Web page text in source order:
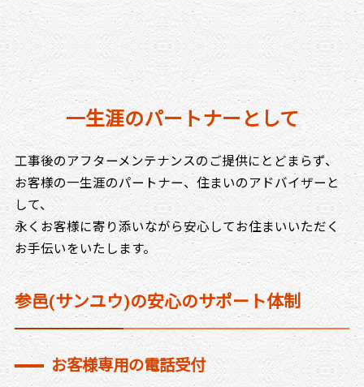
一生涯のパートナーとして
工事後のアフターメンテナンスのご提供にとどまらず、
お客様の一生涯のパートナー、住まいのアドバイザーと
して、
永くお客様に寄り添いながら安心してお住まいいただく
お手伝いをいたします。
参邑(サンユウ)の安心のサポート体制
お客様専用の電話受付